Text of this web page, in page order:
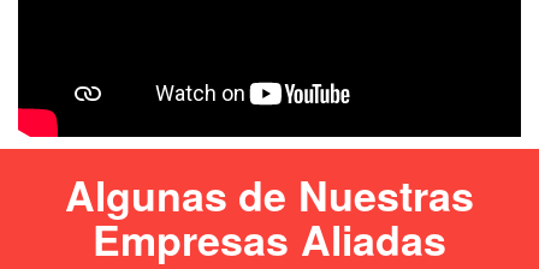
Algunas de Nuestras
Empresas Aliadas